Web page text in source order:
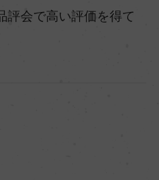
評会で高い評価を得て